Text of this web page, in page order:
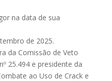
na data de sua
de 2025.
da Comissão de Veto
25.494 e presidente da
ao Uso de Crack e